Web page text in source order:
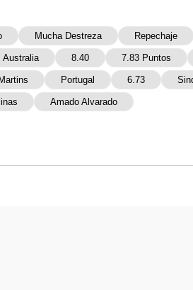
Mucha Destreza Repechaje
Australia 8.40 7.83 Puntos
Portugal 6.73
Amado Alvarado